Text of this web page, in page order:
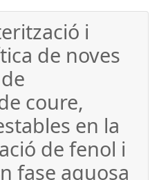
i
de noves
coure,
en la
de fenol i
fase aquosa